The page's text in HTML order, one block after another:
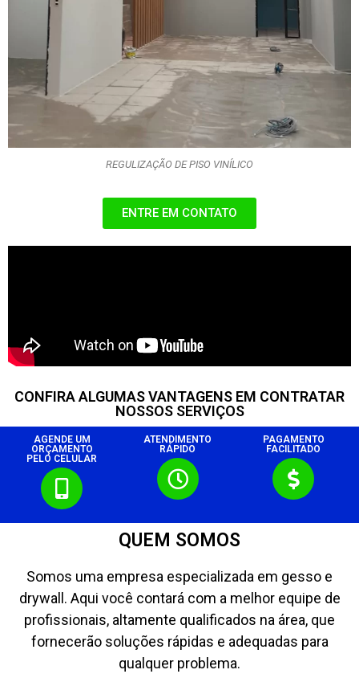
REGULIZAÇÃO DE PISO VINÍLICO
ENTRE EM CONTATO
CONFIRA ALGUMAS VANTAGENS EM CONTRATAR
NOSSOS SERVIÇOS
AGENDE UM
ORÇAMENTO
PELO CELULAR
ATENDIMENTO
RÁPIDO
PAGAMENTO
FACILITADO
QUEM SOMOS
Somos uma empresa especializada em gesso e
drywall. Aqui você contará com a melhor equipe de
profissionais, altamente qualificados na área, que
fornecerão soluções rápidas e adequadas para
qualquer problema.